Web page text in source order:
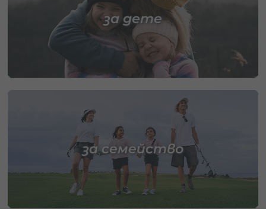
за дете
за семейство